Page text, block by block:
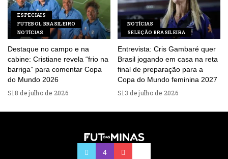
ESPECIAIS
FUTEBOL BRASILEIRO
NOTÍCIAS
Destaque no campo e na
cabine: Cristiane revela “frio na
barriga” para comentar Copa
do Mundo 2026
18 de julho de 2026
NOTÍCIAS
SELEÇÃO BRASILEIRA
Entrevista: Cris Gambaré quer
Brasil jogando em casa na reta
final de preparação para a
Copa do Mundo feminina 2027
13 de julho de 2026